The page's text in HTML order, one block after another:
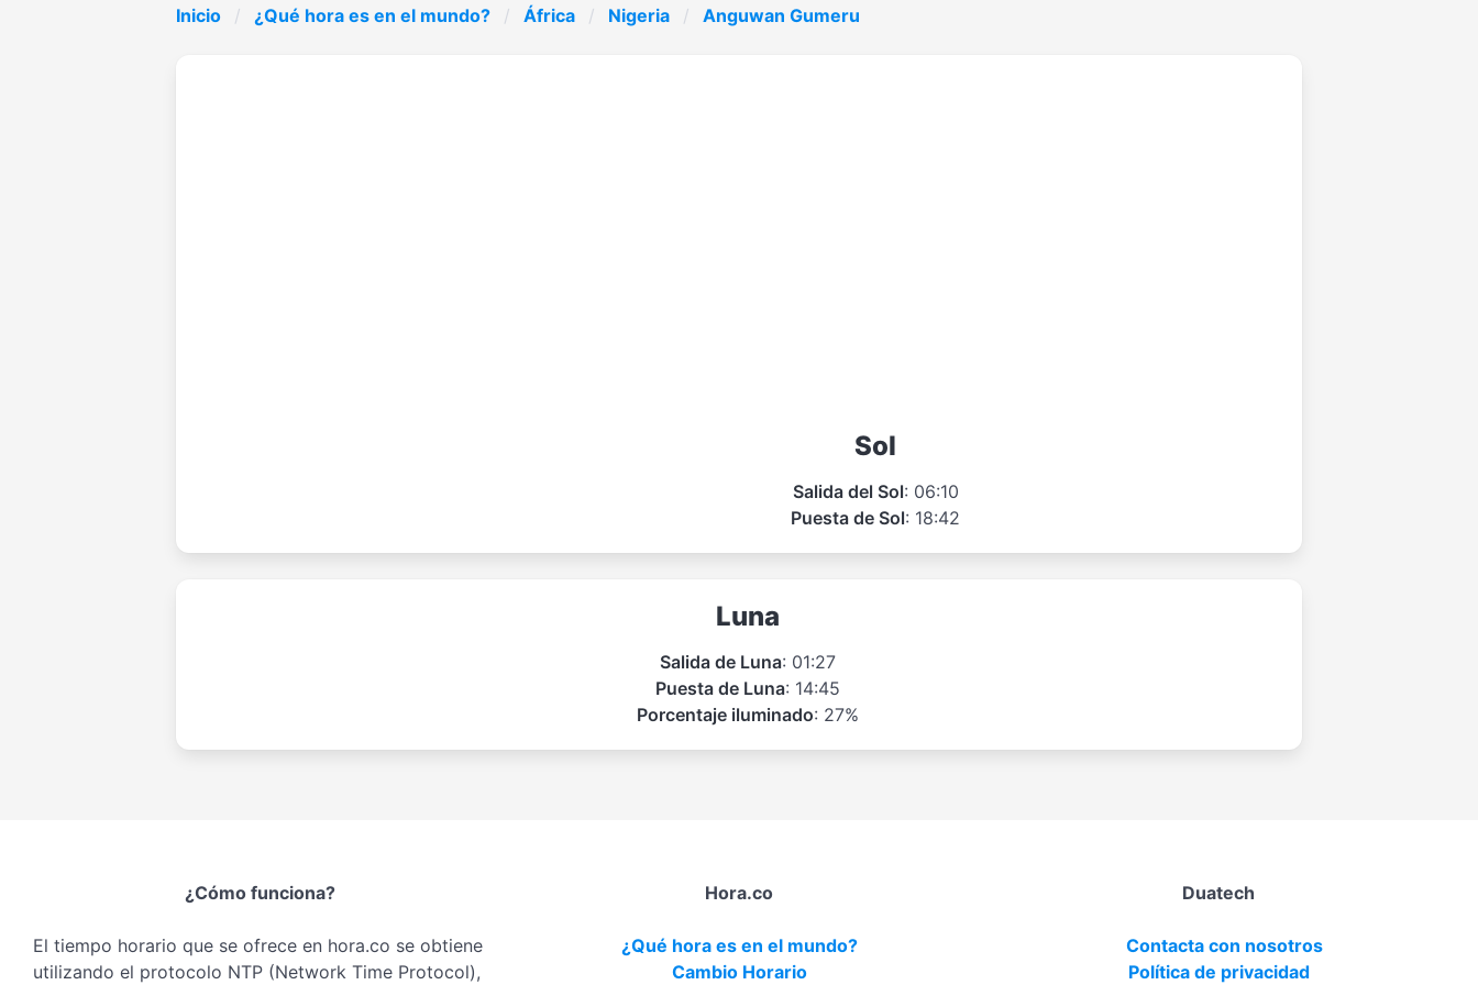
Inicio ¿Qué hora es en el mundo? África Nigeria Anguwan Gumeru
Sol
Salida del Sol: 06:10
Puesta de Sol: 18:42
Luna
Salida de Luna: 01:27
Puesta de Luna: 14:45
Porcentaje iluminado: 27%
¿Cómo funciona?
El tiempo horario que se ofrece en hora.co se obtiene
utilizando el protocolo NTP (Network Time Protocol),
Hora.co
¿Qué hora es en el mundo?
Cambio Horario
Duatech
Contacta con nosotros
Política de privacidad